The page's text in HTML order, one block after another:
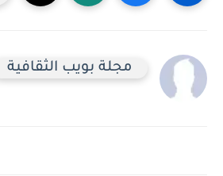
مجلة بويب الثقافية